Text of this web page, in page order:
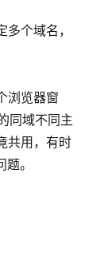
个域名，
浏览器窗
同域不同主
共用，有时
。